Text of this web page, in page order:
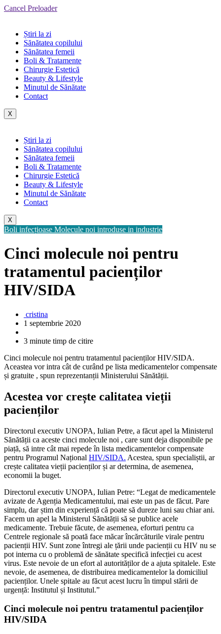
Cancel Preloader
Știri la zi
Sănătatea copilului
Sănătatea femeii
Boli & Tratamente
Chirurgie Estetică
Beauty & Lifestyle
Minutul de Sănătate
Contact
X
Știri la zi
Sănătatea copilului
Sănătatea femeii
Boli & Tratamente
Chirurgie Estetică
Beauty & Lifestyle
Minutul de Sănătate
Contact
X
Boli infecțioase Molecule noi introduse in industrie
Cinci molecule noi pentru
tratamentul pacienților
HIV/SIDA
cristina
1 septembrie 2020
3 minute timp de citire
Cinci molecule noi pentru tratamentul pacienților HIV/SIDA.
Aceastea vor intra cât de curând pe lista medicamentelor compensate
și gratuite , spun reprezentanții Ministerului Sănătății.
Acestea vor crește calitatea vieții
pacienților
Directorul executiv UNOPA, Iulian Petre, a făcut apel la Ministerul
Sănătății ca aceste cinci molecule noi , care sunt deja disponibile pe
piață, să intre cât mai repede în lista medicamentelor compensate
pentru Programul Național HIV/SIDA. Acestea, spun specialiștii, ar
crește calitatea vieții pacienților și ar determina, de asemenea,
economii la buget.
Directorul executiv UNOPA, Iulian Petre: “Legat de medicamentele
avizate de Agenția Medicamentului, mai este un pas de făcut. Pare
simplu, dar știm din experiență că poate să dureze luni sau chiar ani.
Facem un apel la Ministerul Sănătății să se publice acele
medicamente. Trebuie făcute, de asemenea, eforturi pentru ca
Centrele regionale să poată face măcar încărcăturile virale pentru
pacienții HIV. Sunt zone întregi ale țării unde pacienții cu HIV nu se
pot interna cu o problemă de sănătate specifică infecției cu acest
virus. Este nevoie de un efort al autorităților de a ajuta spitalele. Este
nevoie, de asemenea, de distribuirea medicamentelor la domiciliul
pacienților. Unele spitale au făcut acest lucru în timpul stării de
urgență: Institutul și Institutul.”
Cinci molecule noi pentru tratamentul pacienților
HIV/SIDA